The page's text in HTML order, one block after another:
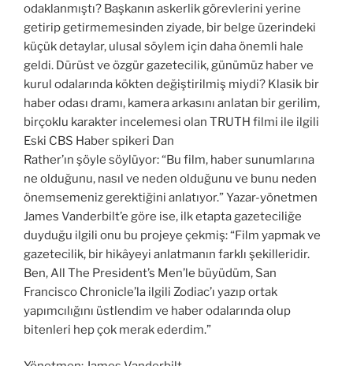
odaklanmıştı? Başkanın askerlik görevlerini yerine
getirip getirmemesinden ziyade, bir belge üzerindeki
küçük detaylar, ulusal söylem için daha önemli hale
geldi. Dürüst ve özgür gazetecilik, günümüz haber ve
kurul odalarında kökten değiştirilmiş miydi? Klasik bir
haber odası dramı, kamera arkasını anlatan bir gerilim,
birçoklu karakter incelemesi olan TRUTH filmi ile ilgili
Eski CBS Haber spikeri Dan
Rather’ın şöyle söylüyor: “Bu film, haber sunumlarına
ne olduğunu, nasıl ve neden olduğunu ve bunu neden
önemsemeniz gerektiğini anlatıyor.” Yazar-yönetmen
James Vanderbilt’e göre ise, ilk etapta gazeteciliğe
duyduğu ilgili onu bu projeye çekmiş: “Film yapmak ve
gazetecilik, bir hikâyeyi anlatmanın farklı şekilleridir.
Ben, All The President’s Men’le büyüdüm, San
Francisco Chronicle’la ilgili Zodiac’ı yazıp ortak
yapımcılığını üstlendim ve haber odalarında olup
bitenleri hep çok merak ederdim.”